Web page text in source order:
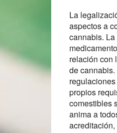
La
aspectos a
cannabis.
relación con
de
propios
comestibles
anima a